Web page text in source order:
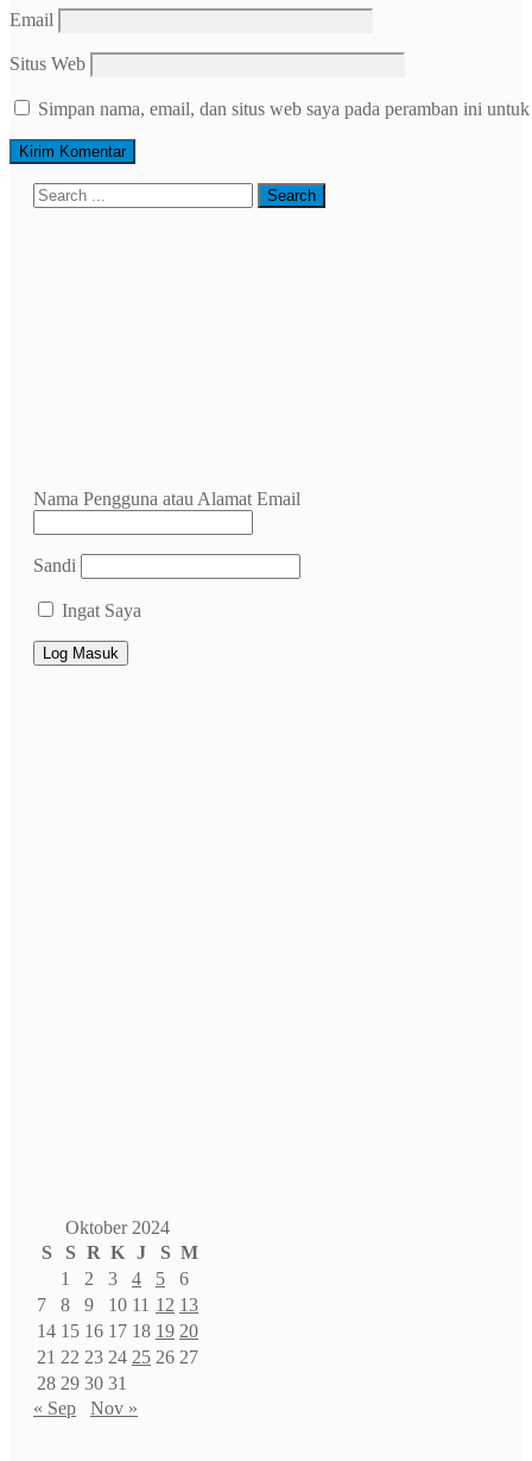
Email
Situs Web
Simpan nama, email, dan situs web saya pada peramban ini
Nama Pengguna atau Alamat Email
Sandi
Ingat Saya
Oktober 2024
S
S R K J S M
1
2 3 4 5
6
7
8 9 10 11 12 13
14 15 16 17 18 19 20
21 22 23 24 25 26 27
28 29 30 31
« Sep
Nov »